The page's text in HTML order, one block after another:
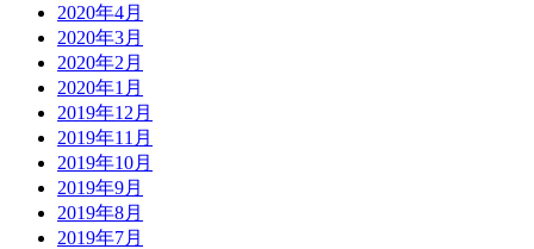
2020年4月
2020年3月
2020年2月
2020年1月
2019年12月
2019年11月
2019年10月
2019年9月
2019年8月
2019年7月